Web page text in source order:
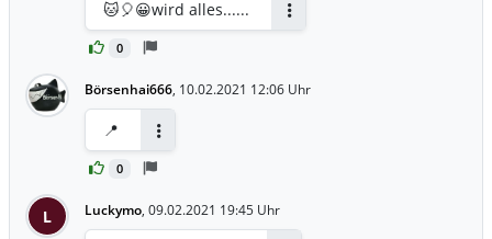
0
🐱🎈😀wird alles......
Börsenhai666, 10.02.2021 12:06 Uhr
0
📍
L Luckymo, 09.02.2021 19:45 Uhr